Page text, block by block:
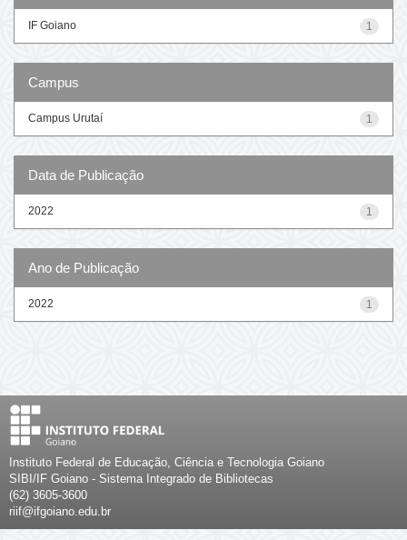
1
IF Goiano
Campus
1
Campus Urutaí
Data de Publicação
1
2022
Ano de Publicação
1
2022
Instituto Federal de Educação, Ciência e Tecnologia Goiano
SIBI/IF Goiano - Sistema Integrado de Bibliotecas
(62) 3605-3600
riif@ifgoiano.edu.br